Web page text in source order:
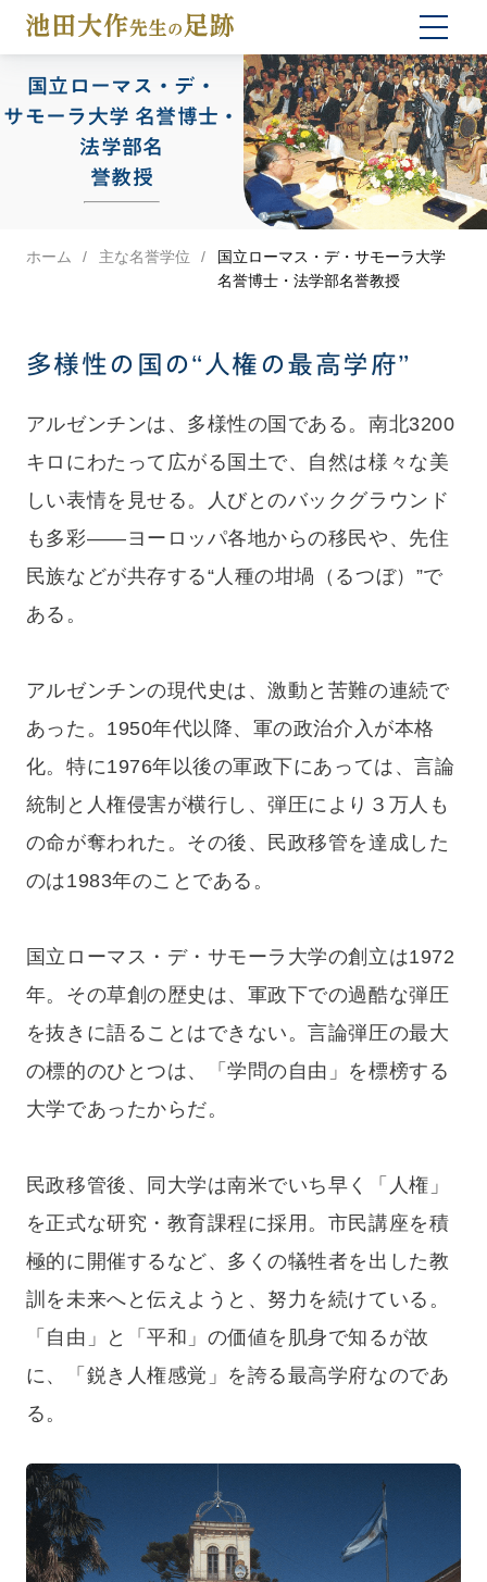
国立ローマス・デ・
サモーラ大学 名誉博士・
法学部名
誉教授
ホーム 主な名誉学位
国立ローマス・デ・サモーラ大学
名誉博士・法学部名誉教授
多様性の国の“人権の最高学府”
アルゼンチンは、多様性の国である。南北3200
キロにわたって広がる国土で、自然は様々な美
しい表情を見せる。人びとのバックグラウンド
も多彩——ヨーロッパ各地からの移民や、先住
民族などが共存する“人種の坩堝（るつぼ）”で
ある。
アルゼンチンの現代史は、激動と苦難の連続で
あった。1950年代以降、軍の政治介入が本格
化。特に1976年以後の軍政下にあっては、言論
統制と人権侵害が横行し、弾圧により３万人も
の命が奪われた。その後、民政移管を達成した
のは1983年のことである。
国立ローマス・デ・サモーラ大学の創立は1972
年。その草創の歴史は、軍政下での過酷な弾圧
を抜きに語ることはできない。言論弾圧の最大
の標的のひとつは、「学問の自由」を標榜する
大学であったからだ。
民政移管後、同大学は南米でいち早く「人権」
を正式な研究・教育課程に採用。市民講座を積
極的に開催するなど、多くの犠牲者を出した教
訓を未来へと伝えようと、努力を続けている。
「自由」と「平和」の価値を肌身で知るが故
に、「鋭き人権感覚」を誇る最高学府なのであ
る。